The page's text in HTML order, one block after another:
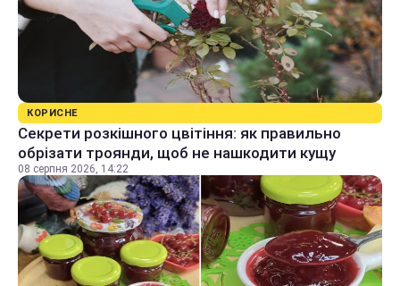
КОРИСНЕ
Секрети розкішного цвітіння: як правильно
обрізати троянди, щоб не нашкодити кущу
08 серпня 2026, 14:22